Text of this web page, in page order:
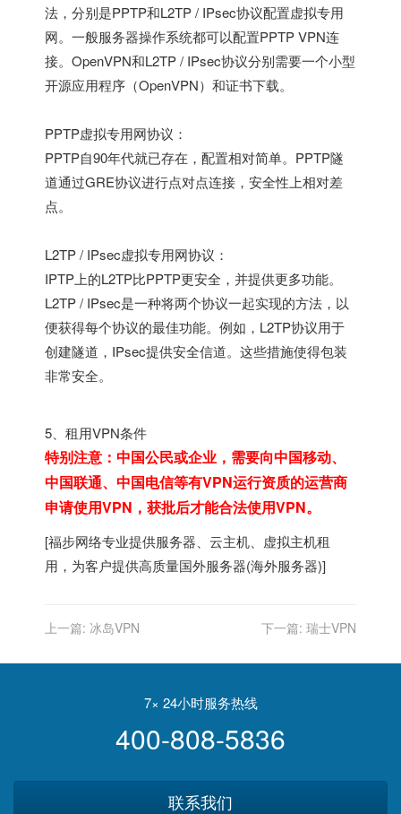
法，分别是PPTP和L2TP / IPsec协议配置虚拟专用
网。一般服务器操作系统都可以配置PPTP VPN连
接。OpenVPN和L2TP / IPsec协议分别需要一个小型
开源应用程序（OpenVPN）和证书下载。
PPTP虚拟专用网协议：
PPTP自90年代就已存在，配置相对简单。PPTP隧
道通过GRE协议进行点对点连接，安全性上相对差
点。
L2TP / IPsec虚拟专用网协议：
IPTP上的L2TP比PPTP更安全，并提供更多功能。
L2TP / IPsec是一种将两个协议一起实现的方法，以
便获得每个协议的最佳功能。例如，L2TP协议用于
创建隧道，IPsec提供安全信道。这些措施使得包装
非常安全。
5、租用VPN条件
特别注意：中国公民或企业，需要向中国移动、
中国联通、中国电信等有VPN运行资质的运营商
申请使用VPN，获批后才能合法使用VPN。
[福步网络专业提供服务器 云主机 虚拟主机租
用，为客户提供高质量国外服务器(海外服务器)]
上一篇: 冰岛VPN 下一篇: 瑞士VPN
7× 24小时服务热线
400-808-5836
联系我们